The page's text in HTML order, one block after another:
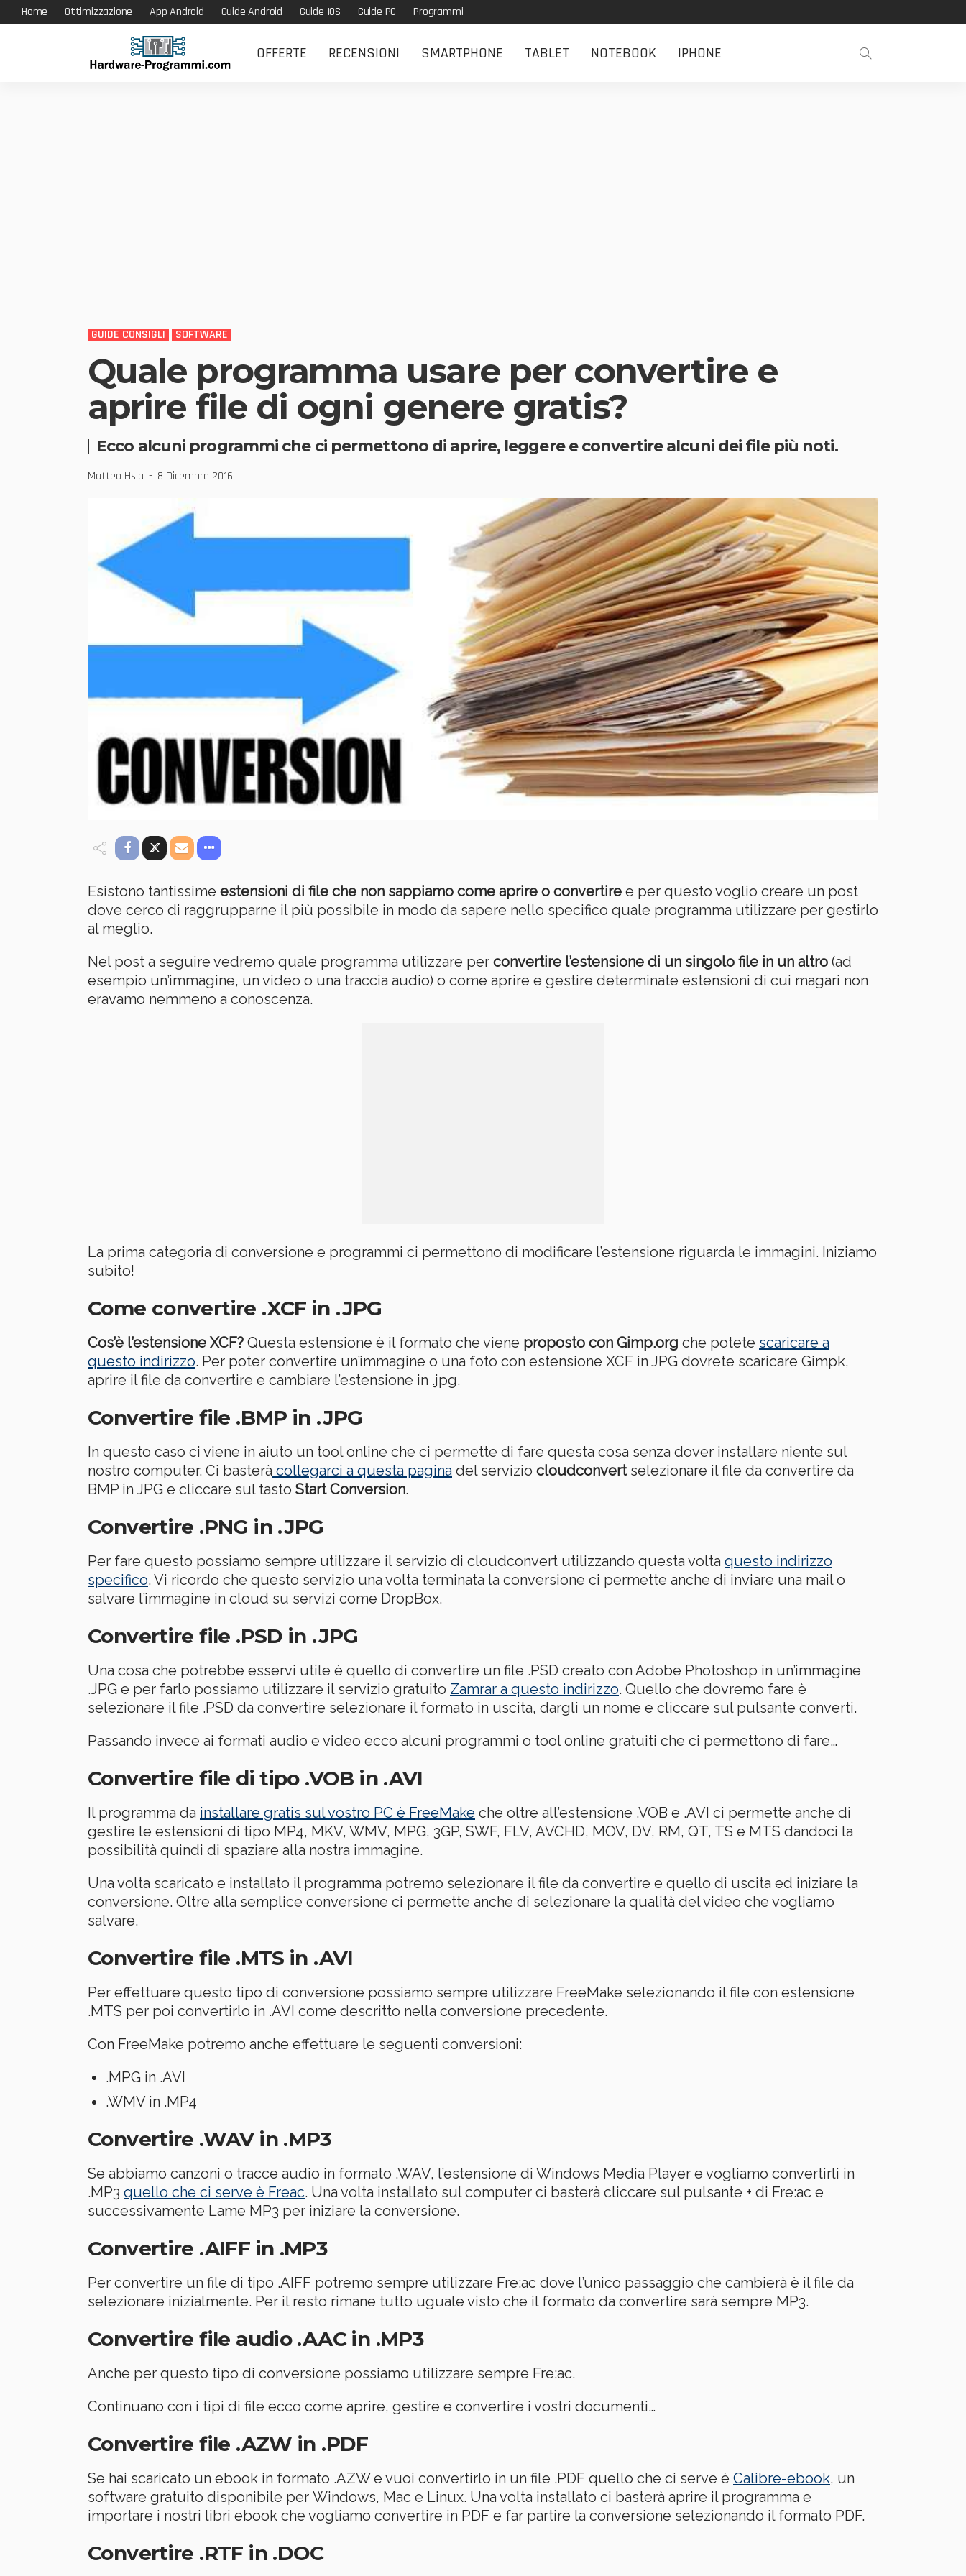
Home Ottimizzazione App Android Guide Android Guide IOS Guide PC Programmi
OFFERTE RECENSIONI SMARTPHONE TABLET NOTEBOOK IPHONE
GUIDE CONSIGLI SOFTWARE
Quale programma usare per convertire e
aprire file di ogni genere gratis?
Ecco alcuni programmi che ci permettono di aprire, leggere e convertire alcuni dei file più noti.
Matteo Hsia 8 Dicembre 2016
Esistono tantissime estensioni di file che non sappiamo come aprire o convertire e per questo voglio creare un post
dove cerco di raggrupparne il più possibile in modo da sapere nello specifico quale programma utilizzare per gestirlo
al meglio.
Nel post a seguire vedremo quale programma utilizzare per convertire l’estensione di un singolo file in un altro (ad
esempio un’immagine, un video o una traccia audio) o come aprire e gestire determinate estensioni di cui magari non
eravamo nemmeno a conoscenza.
La prima categoria di conversione e programmi ci permettono di modificare l’estensione riguarda le immagini. Iniziamo
subito!
Come convertire .XCF in .JPG
Cos’è l’estensione XCF? Questa estensione è il formato che viene proposto con Gimp.org che potete scaricare a
questo indirizzo. Per poter convertire un’immagine o una foto con estensione XCF in JPG dovrete scaricare Gimpk,
aprire il file da convertire e cambiare l’estensione in .jpg.
Convertire file .BMP in .JPG
In questo caso ci viene in aiuto un tool online che ci permette di fare questa cosa senza dover installare niente sul
nostro computer. Ci basterà collegarci a questa pagina del servizio cloudconvertselezionare il file da convertire da
BMP in JPG e cliccare sul tasto Start Conversion.
Convertire .PNG in .JPG
Per fare questo possiamo sempre utilizzare il servizio di cloudconvert utilizzando questa volta questo indirizzo
specifico. Vi ricordo che questo servizio una volta terminata la conversione ci permette anche di inviare una mail o
salvare l’immagine in cloud su servizi come DropBox.
Convertire file .PSD in .JPG
Una cosa che potrebbe esservi utile è quello di convertire un file .PSD creato con Adobe Photoshop in un’immagine
.JPG e per farlo possiamo utilizzare il servizio gratuito Zamrar a questo indirizzo. Quello che dovremo fare è
selezionare il file .PSD da convertire selezionare il formato in uscita, dargli un nome e cliccare sul pulsante converti.
Passando invece ai formati audio e video ecco alcuni programmi o tool online gratuiti che ci permettono di fare…
Convertire file di tipo .VOB in .AVI
Il programma da installare gratis sul vostro PC è FreeMake che oltre all’estensione .VOB e .AVI ci permette anche di
gestire le estensioni di tipo MP4, MKV, WMV, MPG, 3GP, SWF, FLV, AVCHD, MOV, DV, RM, QT, TS e MTS dandoci la
possibilità quindi di spaziare alla nostra immagine.
Una volta scaricato e installato il programma potremo selezionare il file da convertire e quello di uscita ed iniziare la
conversione. Oltre alla semplice conversione ci permette anche di selezionare la qualità del video che vogliamo
salvare.
Convertire file .MTS in .AVI
Per effettuare questo tipo di conversione possiamo sempre utilizzare FreeMake selezionando il file con estensione
.MTS per poi convertirlo in .AVI come descritto nella conversione precedente.
Con FreeMake potremo anche effettuare le seguenti conversioni:
.MPG in .AVI
.WMV in .MP4
Convertire .WAV in .MP3
Se abbiamo canzoni o tracce audio in formato .WAV, l’estensione di Windows Media Player e vogliamo convertirli in
.MP3 quello che ci serve è Freac. Una volta installato sul computer ci basterà cliccare sul pulsante + di Fre:ac e
successivamente Lame MP3 per iniziare la conversione.
Convertire .AIFF in .MP3
Per convertire un file di tipo .AIFF potremo sempre utilizzare Fre:ac dove l’unico passaggio che cambierà è il file da
selezionare inizialmente. Per il resto rimane tutto uguale visto che il formato da convertire sarà sempre MP3.
Convertire file audio .AAC in .MP3
Anche per questo tipo di conversione possiamo utilizzare sempre Fre:ac.
Continuano con i tipi di file ecco come aprire, gestire e convertire i vostri documenti…
Convertire file .AZW in .PDF
Se hai scaricato un ebook in formato .AZW e vuoi convertirlo in un file .PDF quello che ci serve è Calibre-ebook, un
software gratuito disponibile per Windows, Mac e Linux. Una volta installato ci basterà aprire il programma e
importare i nostri libri ebook che vogliamo convertire in PDF e far partire la conversione selezionando il formato PDF.
Convertire .RTF in .DOC